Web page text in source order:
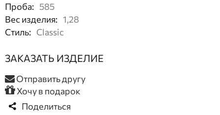
Проба: 585
Вес изделия: 1,28
Стиль: Classic
ЗАКАЗАТЬ ИЗДЕЛИЕ
Отправить другу
Хочу в подарок
Поделиться